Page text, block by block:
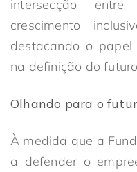
intersecção
crescimento
destacando o
na definição do
Olhando para o
À medida que a
a defender o